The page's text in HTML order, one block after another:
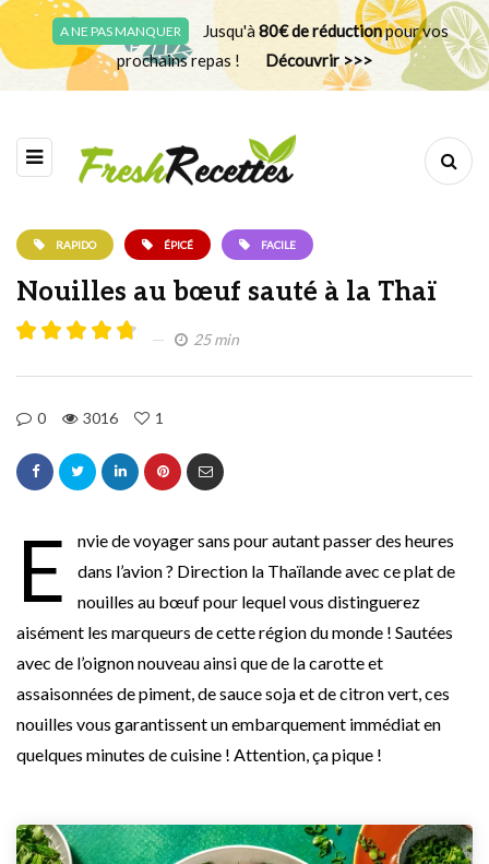
A NE PAS MANQUER Jusqu'à80€ de réductionpour vos
prochains repas !
Découvrir >>>
RAPIDO ÉPICÉ FACILE
Nouilles au bœuf sauté à la Thaï
25 min
0 3016 1
E
nvie de voyager sans pour autant passer des heures
dans l’avion ? Direction la Thaïlande avec ce plat de
nouilles au bœuf pour lequel vous distinguerez
aisément les marqueurs de cette région du monde ! Sautées
avec de l’oignon nouveau ainsi que de la carotte et
assaisonnées de piment, de sauce soja et de citron vert, ces
nouilles vous garantissent un embarquement immédiat en
quelques minutes de cuisine ! Attention, ça pique !